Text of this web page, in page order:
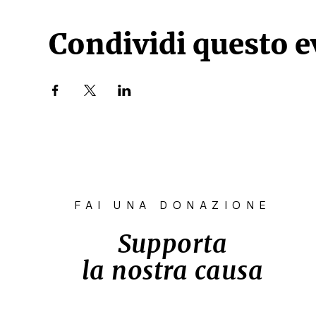
Condividi questo
FAI UNA DONAZIONE
Supporta
la nostra causa